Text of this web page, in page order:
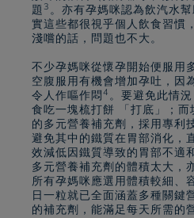
題 3 。亦有孕媽咪認為飲汽水
實這些都很視乎個人飲食習慣
淺嚐的話，問題也不大。
不少孕媽咪從懷孕開始便服用
空腹服用有機會增加孕吐，因
令人作嘔作悶4 。要避免此情
食吃一塊梳打餅 「打底」；
的多元營養補充劑，採用專利
避免其中的鐵質在胃部消化，
效減低因鐵質導致的胃部不適
多元營養補充劑的體積太大，
所有孕媽咪應選用體積較細、
日一粒就已全面涵蓋多種關鍵
的補充劑，能滿足每天所需的